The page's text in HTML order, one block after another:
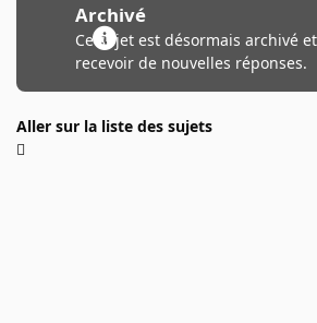
Archivé
Ce sujet est désormais archivé
recevoir de nouvelles réponses.
Aller sur la liste des sujets